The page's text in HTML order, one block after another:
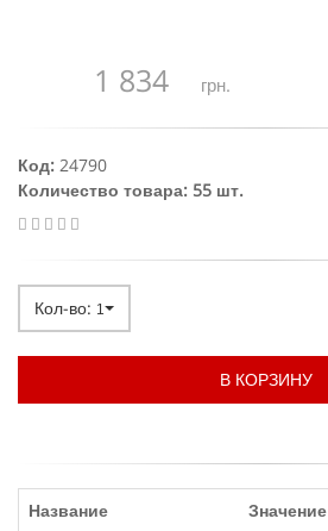
1 834 грн.
Код: 24790
Количество товара: 55 шт.
Кол-во: 1
В КОРЗИНУ
Название
Значение